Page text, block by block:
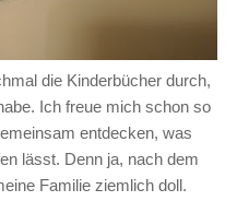
die Kinderbücher durch,
Ich freue mich schon so
entdecken, was
lässt. Denn ja, nach dem
Familie ziemlich doll.